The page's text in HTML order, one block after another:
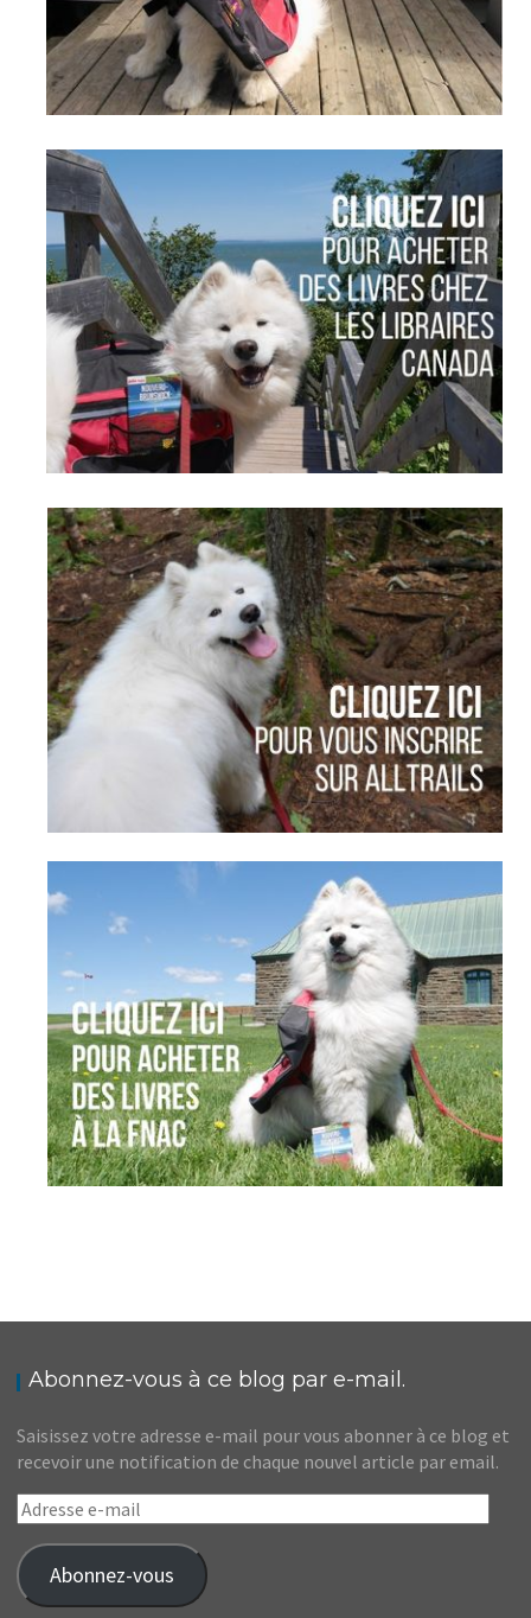
Abonnez-vous à ce blog par e-mail.
Saisissez votre adresse e-mail pour vous abonner à ce blog et
recevoir une notification de chaque nouvel article par email.
Adresse
e-
mail
Abonnez-vous